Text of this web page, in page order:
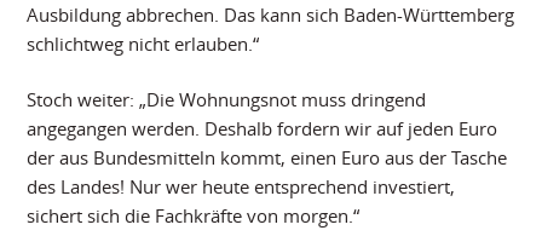
Ausbildung abbrechen. Das kann sich Baden-Württemberg
schlichtweg nicht erlauben.“
Stoch weiter: „Die Wohnungsnot muss dringend
angegangen werden. Deshalb fordern wir auf jeden Euro
der aus Bundesmitteln kommt, einen Euro aus der Tasche
des Landes! Nur wer heute entsprechend investiert,
sichert sich die Fachkräfte von morgen.“